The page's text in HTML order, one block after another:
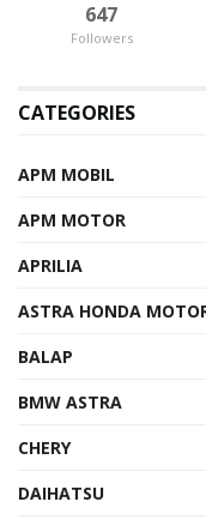
647
Followers
CATEGORIES
APM MOBIL
APM MOTOR
APRILIA
ASTRA HONDA
BALAP
BMW ASTRA
CHERY
DAIHATSU